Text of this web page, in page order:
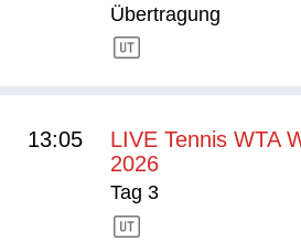
Übertragung
13:05
LIVE Tennis WTA
2026
Tag 3